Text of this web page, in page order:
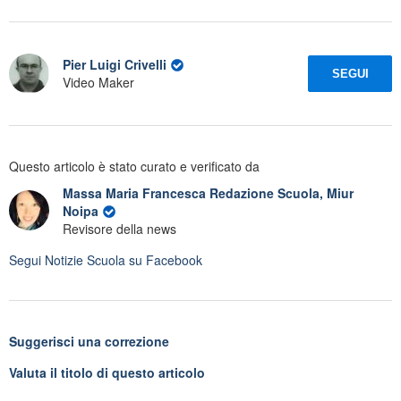
Pier Luigi Crivelli
Video Maker
SEGUI
Questo articolo è stato curato e verificato da
Massa Maria Francesca Redazione Scuola, Miur
Noipa
Revisore della news
Segui Notizie Scuola su Facebook
Suggerisci una correzione
Valuta il titolo di questo articolo